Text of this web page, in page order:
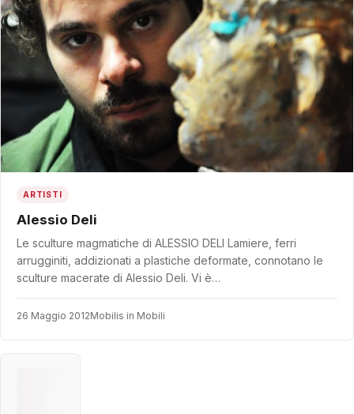
ARTISTI
Alessio Deli
Le sculture magmatiche di ALESSIO DELI Lamiere, ferri
arrugginiti, addizionati a plastiche deformate, connotano le
sculture macerate di Alessio Deli. Vi è…
26 Maggio 2012Mobilis in Mobili